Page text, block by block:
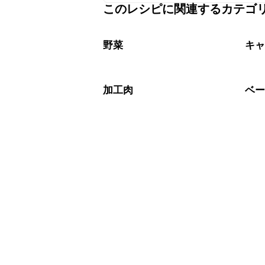
保存期間は冷蔵で翌日中が目安です
※日持ちは目安です。
このレシピに関連するカテゴ
野菜 キ
加工肉 ベ